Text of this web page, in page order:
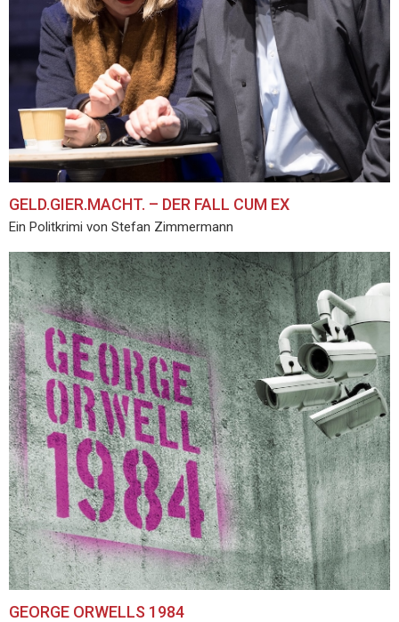
GELD.GIER.MACHT. – DER FALL CUM EX
Ein Politkrimi von Stefan Zimmermann
GEORGE ORWELLS 1984